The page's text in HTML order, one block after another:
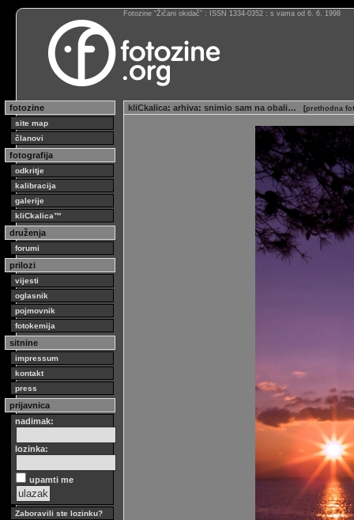
Fotozine “Žičani okidač” : ISSN 1334-0352 : s vama od 6. 6. 1998
fotozine
site map
članovi
fotografija
odkritje
kalibracija
galerije
kliCkalica™
druženja
forumi
prilozi
vijesti
oglasnik
pojmovnik
fotokemija
sitnine
impressum
kontakt
press
prijavnica
nadimak:
lozinka:
upamti me
Zaboravili ste lozinku?
kliCkalica: arhiva: snimio sam na obali… [prethodna